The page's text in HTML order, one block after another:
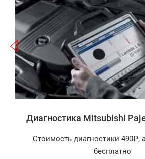
Записаться
Диагностика Mitsubishi
Стоимость диагностики 490₽,
бесплатно